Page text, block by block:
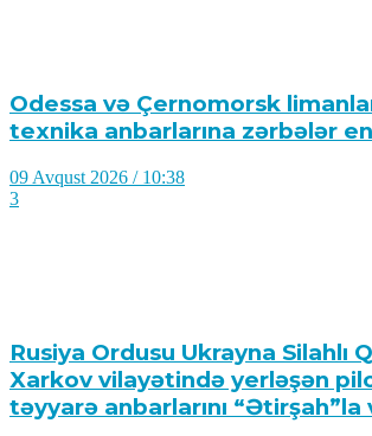
Odessa və Çernomorsk
texnika anbarlarına zərbələr
09 Avqust 2026 / 10:38
3
Rusiya Ordusu Ukrayna Silahlı
Xarkov vilayətində yerləşən
təyyarə anbarlarını “Ətirşah”la